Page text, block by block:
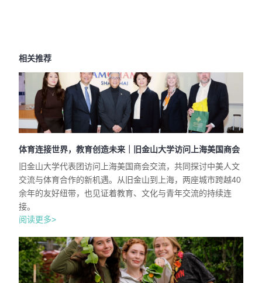
相关推荐
体育连接世界，教育创造未来｜旧金山大学访问上海美国商会
旧金山大学代表团访问上海美国商会交流，共同探讨中美人文
交流与体育合作的新机遇。从旧金山到上海，两座城市跨越40
余年的友好纽带，也见证着教育、文化与青年交流的持续连
接。
阅读更多>